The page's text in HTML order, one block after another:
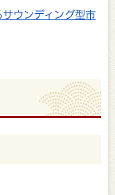
ウンディング型市